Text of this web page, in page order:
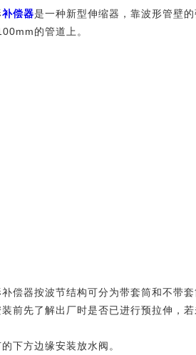
补偿器是一种新型伸缩器，靠波形管壁
的管道上。
偿器按波节结构可分为带套筒和不带
前先了解出厂时是否已进行预拉伸，
下方边缘安装放水阀。